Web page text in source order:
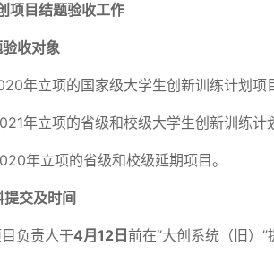
项目结题验收工作
收对象
年立项的国家级大学生创新训练计划项
年立项的省级和校级大学生创新训练计
年立项的省级和校级延期项目。
提交及时间
目负责人于4月12日 前在“大创系统（旧）